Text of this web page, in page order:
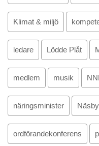
Klimat & miljö
ledare Lödde Plåt
medlem musik
näringsminister
ordförandekonferens